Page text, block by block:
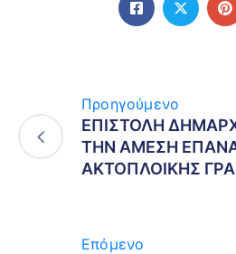
Προηγούμενο
ΕΠΙΣΤΟΛΗ
ΤΗΝ ΑΜΕΣΗ
ΑΚΤΟΠΛΟΙΚΗΣ
Επόμενο